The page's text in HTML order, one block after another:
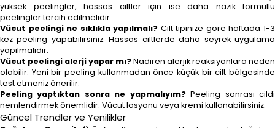
yüksek peelingler, hassas ciltler için ise daha nazik formüllü
peelingler tercih edilmelidir.
Vücut peelingi ne sıklıkla yapılmalı? Cilt tipinize göre haftada 1-3
kez peeling yapabilirsiniz. Hassas ciltlerde daha seyrek uygulama
yapılmalıdır.
Vücut peelingi alerji yapar mı?Nadiren alerjik reaksiyonlara neden
olabilir. Yeni bir peeling kullanmadan önce küçük bir cilt bölgesinde
test etmeniz önerilir.
Peeling yaptıktan sonra ne yapmalıyım?Peeling sonrası cildi
nemlendirmek önemlidir. Vücut losyonu veya kremi kullanabilirsiniz.
Güncel Trendler ve Yenilikler